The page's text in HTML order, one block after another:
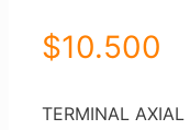
$10.500
TERMINAL